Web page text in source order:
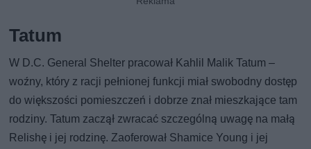
Tatum
W D.C. General Shelter pracował Kahlil Malik Tatum –
woźny, który z racji pełnionej funkcji miał swobodny dostęp
do większości pomieszczeń i dobrze znał mieszkające tam
rodziny. Tatum zaczął zwracać szczególną uwagę na małą
Relishę i jej rodzinę. Zaoferował Shamice Young i jej